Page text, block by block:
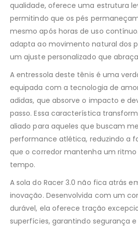
qualidade, oferece uma estrutura
permitindo que os pés
mesmo após horas de uso
adapta ao movimento natural dos
um ajuste personalizado que
A entressola deste tênis é uma
equipada com a tecnologia de
adidas, que absorve o impacto e
passo. Essa característica
aliado para aqueles que buscam
performance atlética, reduzindo a
que o corredor mantenha um
tempo.
A sola do Racer 3.0 não fica atrás
inovação. Desenvolvida com um
durável, ela oferece tração
superfícies, garantindo segurança